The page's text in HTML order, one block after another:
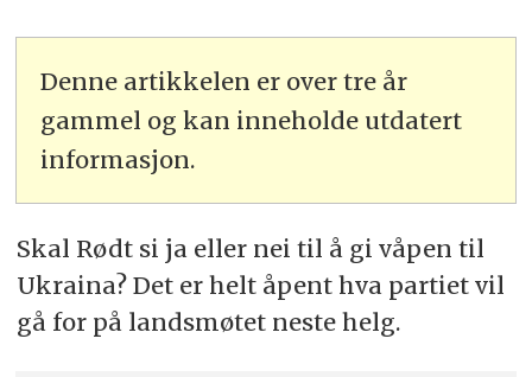
Denne artikkelen er over tre år
gammel og kan inneholde utdatert
informasjon.
Skal Rødt si ja eller nei til å gi våpen til
Ukraina? Det er helt åpent hva partiet vil
gå for på landsmøtet neste helg.